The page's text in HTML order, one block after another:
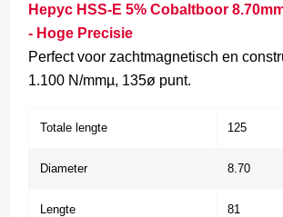
Hepyc HSS-E 5% Cobaltboor
- Hoge Precisie
Perfect voor zachtmagnetisch en
1.100 N/mmµ, 135ø punt.
Totale lengte 125
Diameter 8.70
Lengte 81